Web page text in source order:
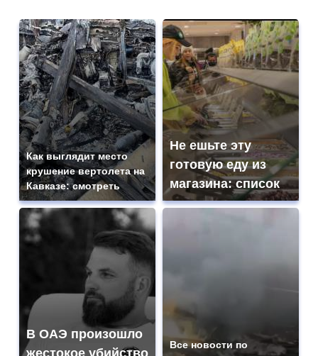
Как выглядит место
крушение вертолета на
Кавказе: смотреть
Не ешьте эту
готовую еду из
магазина: список
В ОАЭ произошло
жестокое убийство
Все новости по